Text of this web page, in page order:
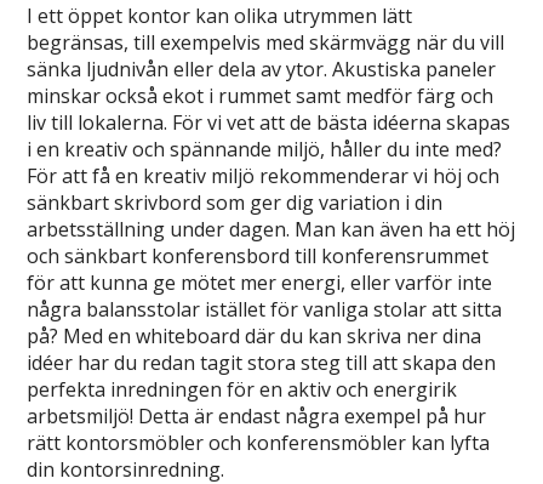
I ett öppet kontor kan olika utrymmen lätt
begränsas, till exempelvis med skärmvägg när du vill
sänka ljudnivån eller dela av ytor. Akustiska paneler
minskar också ekot i rummet samt medför färg och
liv till lokalerna. För vi vet att de bästa idéerna skapas
i en kreativ och spännande miljö, håller du inte med?
För att få en kreativ miljö rekommenderar vi höj och
sänkbart skrivbord som ger dig variation i din
arbetsställning under dagen. Man kan även ha ett höj
och sänkbart konferensbord till konferensrummet
för att kunna ge mötet mer energi, eller varför inte
några balansstolar istället för vanliga stolar att sitta
på? Med en whiteboard där du kan skriva ner dina
idéer har du redan tagit stora steg till att skapa den
perfekta inredningen för en aktiv och energirik
arbetsmiljö! Detta är endast några exempel på hur
rätt kontorsmöbler och konferensmöbler kan lyfta
din kontorsinredning.